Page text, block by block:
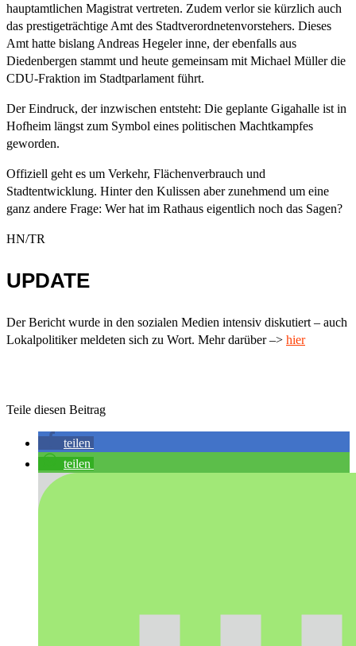
hauptamtlichen Magistrat vertreten. Zudem verlor sie kürzlich auch
das prestigeträchtige Amt des Stadtverordnetenvorstehers. Dieses
Amt hatte bislang Andreas Hegeler inne, der ebenfalls aus
Diedenbergen stammt und heute gemeinsam mit Michael Müller die
CDU-Fraktion im Stadtparlament führt.
Der Eindruck, der inzwischen entsteht: Die geplante Gigahalle ist in
Hofheim längst zum Symbol eines politischen Machtkampfes
geworden.
Offiziell geht es um Verkehr, Flächenverbrauch und
Stadtentwicklung. Hinter den Kulissen aber zunehmend um eine
ganz andere Frage: Wer hat im Rathaus eigentlich noch das Sagen?
HN/TR
UPDATE
Der Bericht wurde in den sozialen Medien intensiv diskutiert – auch
Lokalpolitiker meldeten sich zu Wort. Mehr darüber –> hier
Teile diesen Beitrag
teilen
teilen